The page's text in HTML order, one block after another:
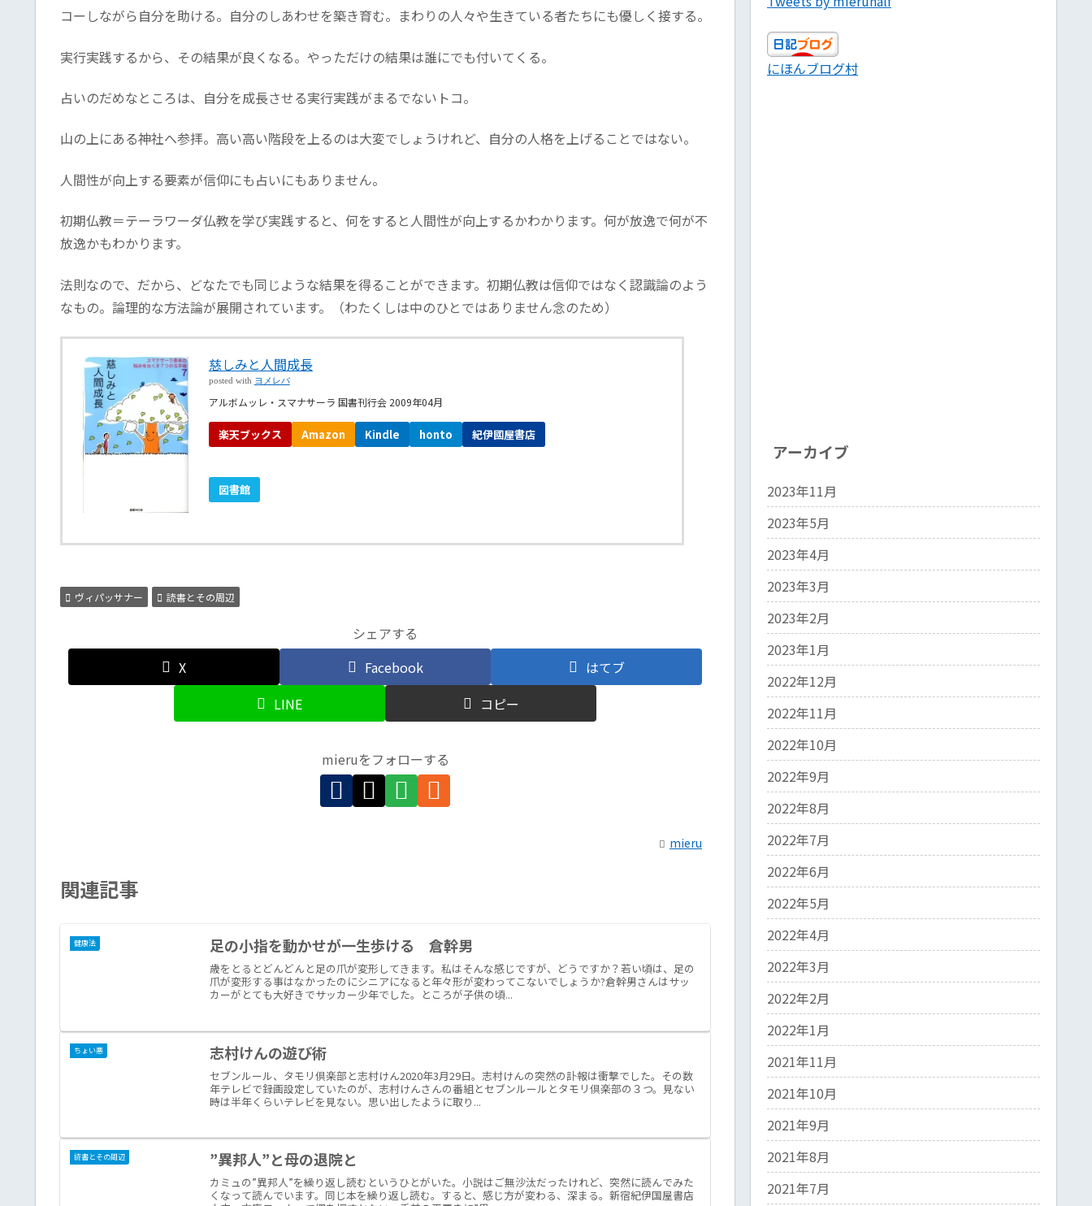
コーしながら自分を助ける。自分のしあわせを築き育む。まわりの人々や生きている者たちにも優しく接する。
実行実践するから、その結果が良くなる。やっただけの結果は誰にでも付いてくる。
占いのだめなところは、自分を成長させる実行実践がまるでないトコ。
山の上にある神社へ参拝。高い高い階段を上るのは大変でしょうけれど、自分の人格を上げることではない。
人間性が向上する要素が信仰にも占いにもありません。
初期仏教＝テーラワーダ仏教を学び実践すると、何をすると人間性が向上するかわかります。何が放逸で何が不
放逸かもわかります。
法則なので、だから、どなたでも同じような結果を得ることができます。初期仏教は信仰ではなく認識論のよう
なもの。論理的な方法論が展開されています。（わたくしは中のひとではありません念のため）
慈しみと人間成長
posted with ヨメレバ
アルボムッレ・スマナサーラ 国書刊行会 2009年04月
楽天ブックス Amazon Kindle honto 紀伊國屋書店
図書館
ヴィパッサナー 読書とその周辺
シェアする
X
Facebook
はてブ
LINE
コピー
mieruをフォローする
mieru
関連記事
健康法 足の小指を動かせが一生歩ける 倉幹男
歳をとるとどんどんと足の爪が変形してきます。私はそんな感じですが、どうですか？若い頃は、足の
爪が変形する事はなかったのにシニアになると年々形が変わってこないでしょうか?倉幹男さんはサッ
カーがとても大好きでサッカー少年でした。ところが子供の頃...
ちょい悪 志村けんの遊び術
セブンルール、タモリ倶楽部と志村けん2020年3月29日。志村けんの突然の訃報は衝撃でした。その数
年テレビで録画設定していたのが、志村けんさんの番組とセブンルールとタモリ倶楽部の３つ。見ない
時は半年くらいテレビを見ない。思い出したように取り...
読書とその周辺 ”異邦人”と母の退院と
カミュの”異邦人”を繰り返し読むというひとがいた。小説はご無沙汰だったけれど、突然に読んでみた
くなって読んでいます。同じ本を繰り返し読む。すると、感じ方が変わる、深まる。新宿紀伊国屋書店
にほんブログ村
アーカイブ
2023年11月
2023年5月
2023年4月
2023年3月
2023年2月
2023年1月
2022年12月
2022年11月
2022年10月
2022年9月
2022年8月
2022年7月
2022年6月
2022年5月
2022年4月
2022年3月
2022年2月
2022年1月
2021年11月
2021年10月
2021年9月
2021年8月
2021年7月